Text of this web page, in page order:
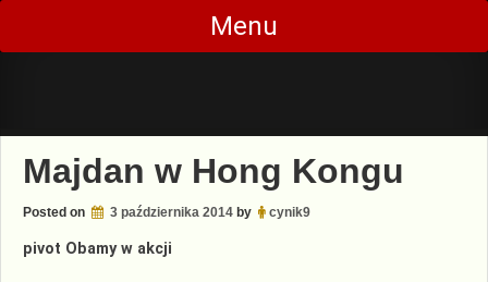
Skip
content
Menu
Majdan w Hong Kongu
Posted on 3 października 2014 by cynik9
pivot Obamy w akcji